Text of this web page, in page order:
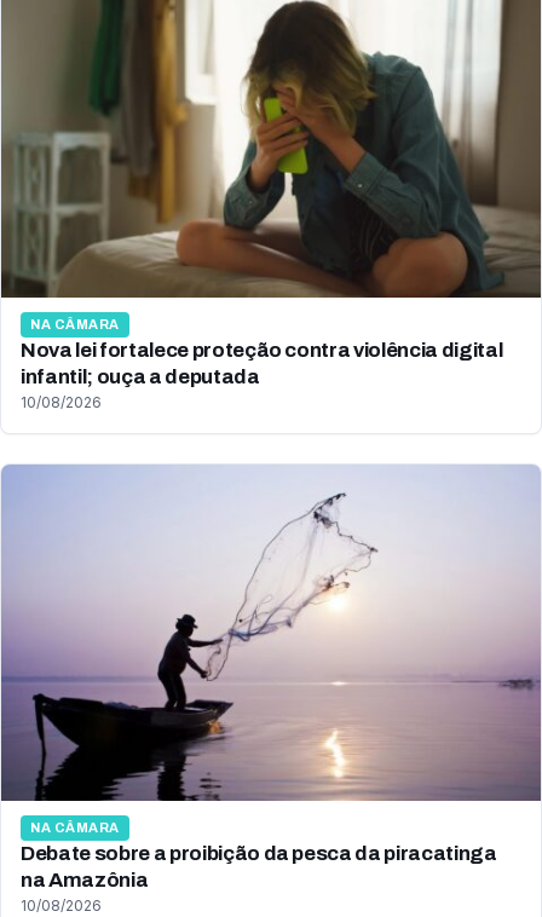
NA CÂMARA
Nova lei fortalece proteção contra violência digital
infantil; ouça a deputada
10/08/2026
NA CÂMARA
Debate sobre a proibição da pesca da piracatinga
na Amazônia
10/08/2026